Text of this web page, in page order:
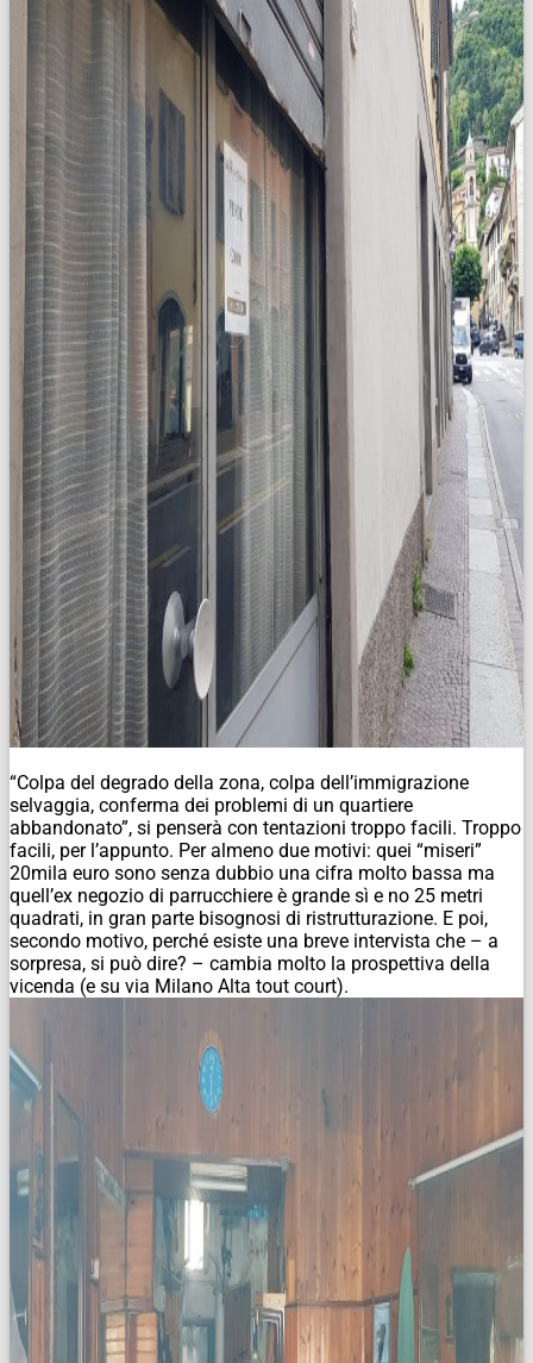
“Colpa del degrado della zona, colpa dell’immigrazione
selvaggia, conferma dei problemi di un quartiere
abbandonato”, si penserà con tentazioni troppo facili. Troppo
facili, per l’appunto. Per almeno due motivi: quei “miseri”
20mila euro sono senza dubbio una cifra molto bassa ma
quell’ex negozio di parrucchiere è grande sì e no 25 metri
quadrati, in gran parte bisognosi di ristrutturazione. E poi,
secondo motivo, perché esiste una breve intervista che – a
sorpresa, si può dire? – cambia molto la prospettiva della
vicenda (e su via Milano Alta tout court).